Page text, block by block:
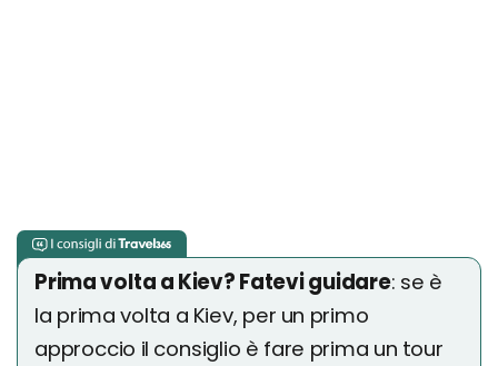
Prima volta a Kiev? Fatevi guidare: se è
la prima volta a Kiev, per un primo
approccio il consiglio è fare prima un tour